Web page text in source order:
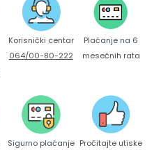
Korisnički centar
064/00-80-222
Plaćanje na 6
mesečnih rata
Sigurno plaćanje Pročitajte utiske